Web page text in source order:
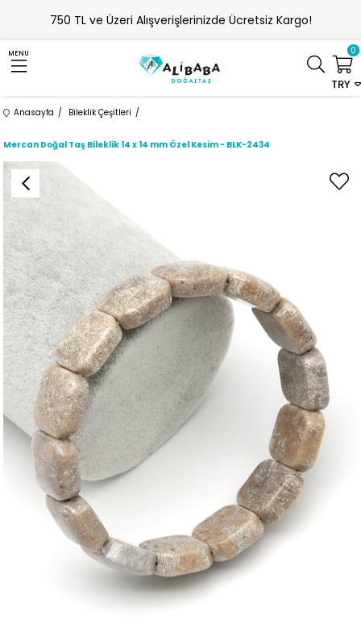
750 TL ve Üzeri Alışverişlerinizde Ücretsiz Kargo!
MENU
TRY
0
Anasayfa Bileklik Çeşitleri
Mercan Doğal Taş Bileklik 14 x 14 mm Özel Kesim - BLK-2434